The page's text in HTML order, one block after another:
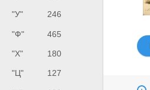
"У" 246
"Ф" 465
"Х" 180
"Ц" 127